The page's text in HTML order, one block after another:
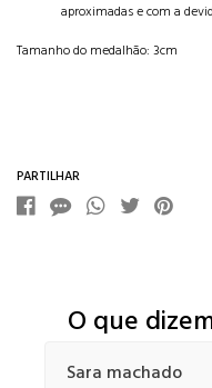
aproximadas e com a
Tamanho do medalhão: 3cm
PARTILHAR
O que
Sara machado